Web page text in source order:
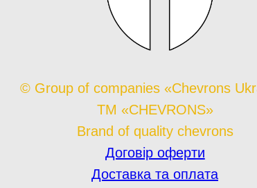
© Group of companies «Chevrons
TM «CHEVRONS»
Brand of quality chevrons
Договір оферти
Доставка та оплата